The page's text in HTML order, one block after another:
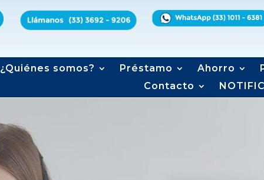
¿Quiénes somos? Préstamo Ahorro
Contacto